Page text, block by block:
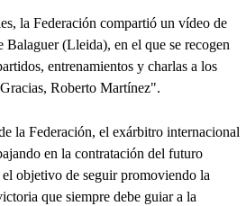
la Federación compartió un vídeo de
Balaguer (Lleida), en el que se recogen
entrenamientos y charlas a los
Roberto Martínez".
la Federación, el exárbitro internacional
en la contratación del futuro
objetivo de seguir promoviendo la
que siempre debe guiar a la